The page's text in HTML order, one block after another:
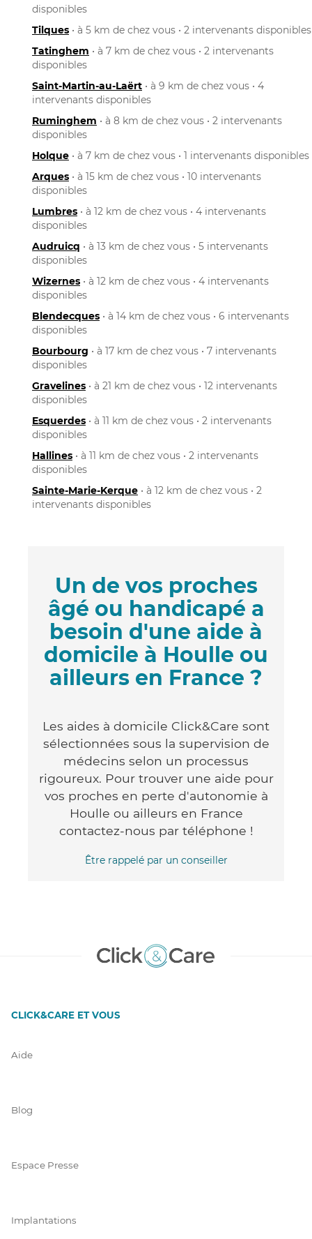
disponibles
Tilques • à 5 km de chez vous • 2 intervenants disponibles
Tatinghem • à 7 km de chez vous • 2 intervenants
disponibles
Saint-Martin-au-Laërt • à 9 km de chez vous • 4
intervenants disponibles
Ruminghem • à 8 km de chez vous • 2 intervenants
disponibles
Holque • à 7 km de chez vous • 1 intervenants disponibles
Arques • à 15 km de chez vous • 10 intervenants
disponibles
Lumbres • à 12 km de chez vous • 4 intervenants
disponibles
Audruicq • à 13 km de chez vous • 5 intervenants
disponibles
Wizernes • à 12 km de chez vous • 4 intervenants
disponibles
Blendecques • à 14 km de chez vous • 6 intervenants
disponibles
Bourbourg • à 17 km de chez vous • 7 intervenants
disponibles
Gravelines • à 21 km de chez vous • 12 intervenants
disponibles
Esquerdes • à 11 km de chez vous • 2 intervenants
disponibles
Hallines • à 11 km de chez vous • 2 intervenants
disponibles
Sainte-Marie-Kerque • à 12 km de chez vous • 2
intervenants disponibles
Un de vos proches
âgé ou handicapé a
besoin d'une aide à
domicile à Houlle ou
ailleurs en France ?
Les aides à domicile Click&Care sont
sélectionnées sous la supervision de
médecins selon un processus
rigoureux. Pour trouver une aide pour
vos proches en perte d'autonomie à
Houlle ou ailleurs en France
contactez-nous par téléphone !
Être rappelé par un conseiller
CLICK&CARE ET VOUS
Aide
Blog
Espace Presse
Implantations